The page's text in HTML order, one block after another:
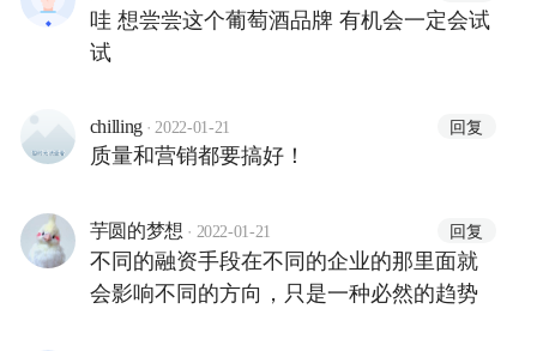
哇 想尝尝这个葡萄酒品牌 有机会一定会试
试
chilling · 2022-01-21 回复
质量和营销都要搞好！
芋圆的梦想 · 2022-01-21 回复
不同的融资手段在不同的企业的那里面就
会影响不同的方向，只是一种必然的趋势